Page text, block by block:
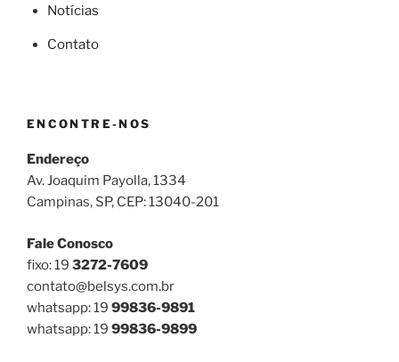
Notícias
Contato
ENCONTRE-NOS
Endereço
Av. Joaquim Payolla, 1334
Campinas, SP, CEP: 13040-201
Fale Conosco
fixo: 19 3272-7609
contato@belsys.com.br
whatsapp: 19 99836-9891
whatsapp: 19 99836-9899